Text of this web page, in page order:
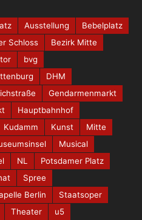
Ausstellung
Bebelplatz
Schloss
Bezirk Mitte
bvg
DHM
Gendarmenmarkt
Hauptbahnhof
Kudamm Kunst
Mitte
Musical
NL
Potsdamer Platz
Spree
Berlin
Staatsoper
Theater u5